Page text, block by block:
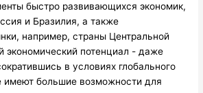
быстро развивающихся экономик,
и Бразилия, а также
например, страны Центральной
экономический потенциал - даже
в условиях глобального
имеют большие возможности для